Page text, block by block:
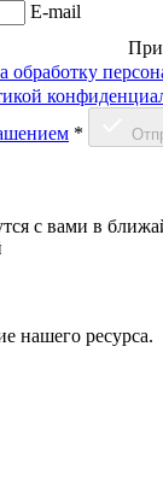
E-mail
обработку
*
с вами в
нашего ресурса.